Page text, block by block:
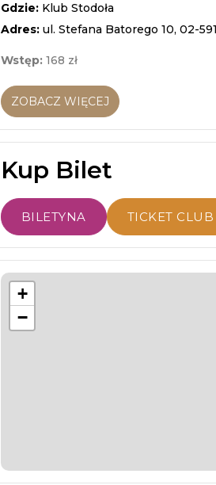
Gdzie: Klub Stodoła
Adres: ul. Stefana Batorego 10, 02-
Wstęp: 168 zł
ZOBACZ WIĘCEJ
Kup Bilet
BILETYNA TICKET CLUB
+
−